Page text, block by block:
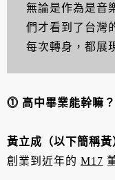
無論是作為是音
們才看到了台灣
每次轉身，都展
⓵ 高中畢業能幹嘛？
黃立成（以下簡稱黃
創業到近年的 M17